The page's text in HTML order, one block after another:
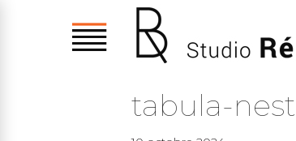
tabula-